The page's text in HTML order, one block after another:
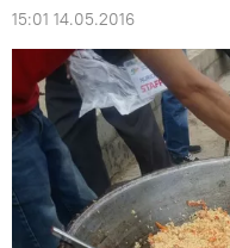
15:01 14.05.2016